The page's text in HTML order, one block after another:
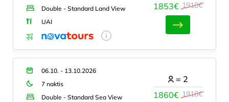
Double - Standard Land View
UAI
1853€ 1910€
06.10. - 13.10.2026
7 naktis
Double - Standard Sea View
1860€ 1918€
= 2